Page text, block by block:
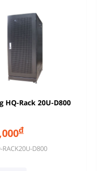
HQ-Rack 20U-D800
đ
RACK20U-D800